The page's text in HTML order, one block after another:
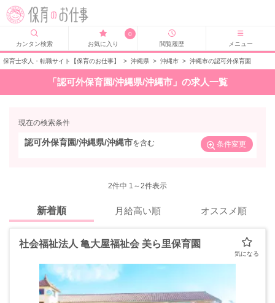
カンタン検索
0
お気に入り
閲覧履歴 メニュー
保育士求人・転職サイト【保育のお仕事】 > 沖縄県 > 沖縄市 > 沖縄市の認可外保育園
「認可外保育園/沖縄県/沖縄市」の求人一覧
現在の検索条件
認可外保育園/沖縄県/沖縄市を含む 条件変更
2件中 1～2件表示
新着順 月給高い順 オススメ順
社会福祉法人 亀大屋福祉会 美ら里保育園